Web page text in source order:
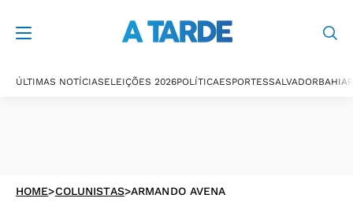
ÚLTIMAS NOTÍCIASELEIÇÕES 2026POLÍTICAESPORTESSALVADORBAHIA
HOME>COLUNISTAS>ARMANDO AVENA